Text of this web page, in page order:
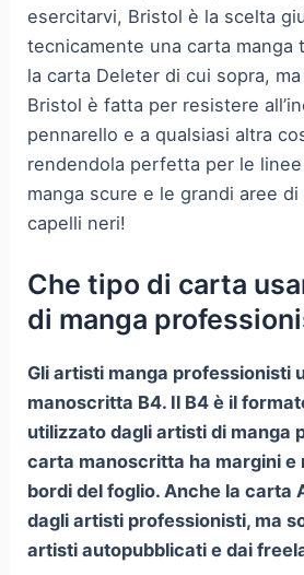
esercitarvi, Bristol è la scelta
tecnicamente una carta manga
la carta Deleter di cui sopra,
Bristol è fatta per resistere
pennarello e a qualsiasi altra
rendendola perfetta per le
manga scure e le grandi aree
capelli neri!
Che tipo di carta
di manga
Gli artisti manga professionisti
manoscritta B4. Il B4 è il
utilizzato dagli artisti di manga
carta manoscritta ha margini e
bordi del foglio. Anche la carta
dagli artisti professionisti, ma
artisti autopubblicati e dai